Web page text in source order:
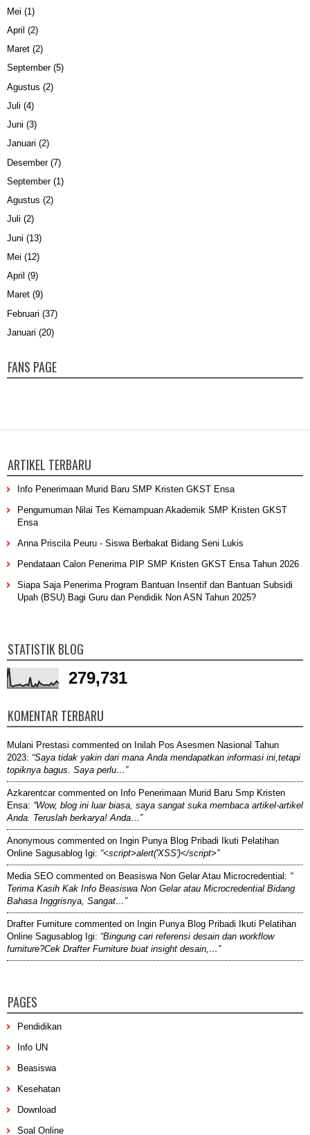
Mei (1)
April (2)
Maret (2)
September(5)
Agustus (2)
Juli (4)
Juni (3)
Januari (2)
Desember(7)
September(1)
Agustus (2)
Juli (2)
Juni (13)
Mei (12)
April (9)
Maret (9)
Februari (37)
Januari (20)
FANS PAGE
ARTIKEL TERBARU
Info Penerimaan Murid Baru SMP Kristen GKST Ensa
Pengumuman Nilai Tes Kemampuan Akademik SMP Kristen GKST
Ensa
Anna Priscila Peuru - Siswa Berbakat Bidang Seni Lukis
Pendataan Calon Penerima PIP SMP Kristen GKST Ensa Tahun 2026
Siapa Saja Penerima Program Bantuan Insentif dan Bantuan Subsidi
Upah (BSU) Bagi Guru dan Pendidik Non ASN Tahun 2025?
STATISTIK BLOG
279,731
KOMENTAR TERBARU
Mulani Prestasi commented on Inilah Pos Asesmen Nasional Tahun
2023: “Saya tidak yakin dari mana Anda mendapatkan informasi ini,tetapi
topiknya bagus. Saya perlu…”
Azkarentcarcommented on Info Penerimaan Murid Baru Smp Kristen
Ensa: “Wow, blog ini luar biasa, saya sangat suka membaca artikel-artikel
Anda. Teruslah berkarya! Anda…”
Anonymous commented on Ingin Punya Blog Pribadi Ikuti Pelatihan
Online Sagusablog Igi: “<script>alert('XSS')</script>”
Media SEO commented on Beasiswa Non Gelar Atau Microcredential : “
Terima Kasih Kak Info Beasiswa Non Gelar atau Microcredential Bidang
Bahasa Inggrisnya, Sangat…”
Drafter Furniture commented on Ingin Punya Blog Pribadi Ikuti Pelatihan
Online Sagusablog Igi: “Bingung cari referensi desain dan workflow
furniture?Cek Drafter Furniture buat insight desain,…”
PAGES
Pendidikan
Info UN
Beasiswa
Kesehatan
Download
Soal Online